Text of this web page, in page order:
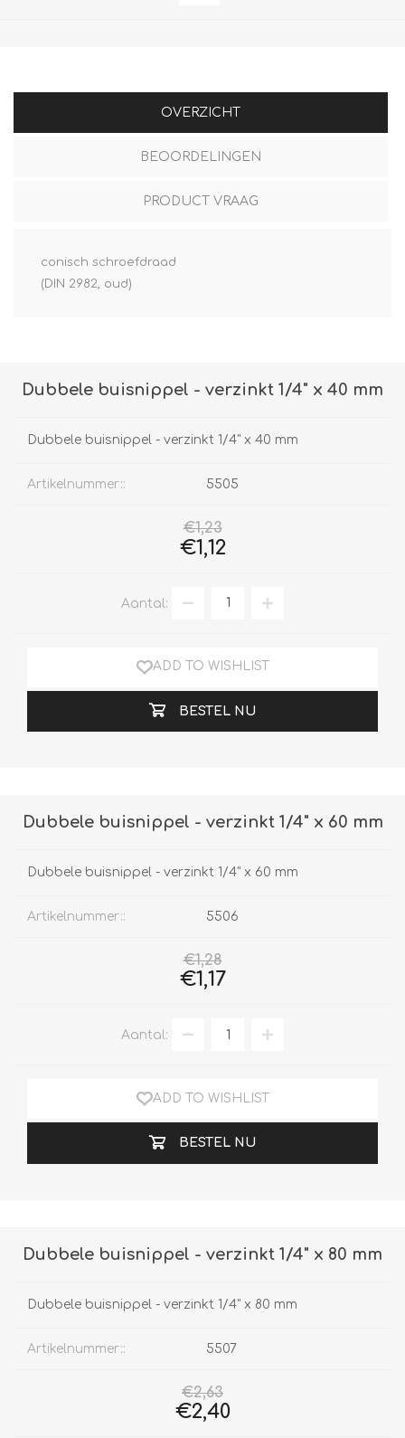
OVERZICHT
BEOORDELINGEN
PRODUCT VRAAG
conisch schroefdraad
(DIN 2982, oud)
Dubbele buisnippel - verzinkt 1/4" x 40 mm
Dubbele buisnippel - verzinkt 1/4" x 40 mm
Artikelnummer:: 5505
€1,23
€1,12
Aantal:
ADD TO WISHLIST
BESTEL NU
Dubbele buisnippel - verzinkt 1/4" x 60 mm
Dubbele buisnippel - verzinkt 1/4" x 60 mm
Artikelnummer:: 5506
€1,28
€1,17
Aantal:
ADD TO WISHLIST
BESTEL NU
Dubbele buisnippel - verzinkt 1/4" x 80 mm
Dubbele buisnippel - verzinkt 1/4" x 80 mm
Artikelnummer:: 5507
€2,63
€2,40